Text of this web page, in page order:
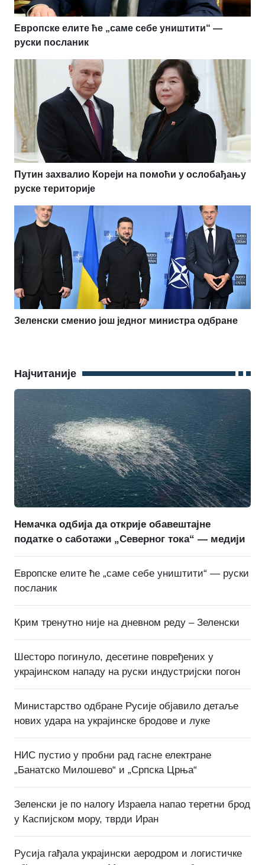
Европске елите ће „саме себе уништити“ —
руски посланик
Путин захвалио Кореји на помоћи у ослобађању
руске територије
Зеленски сменио још једног министра одбране
Најчитаније
Немачка одбија да открије обавештајне
податке о саботажи „Северног тока“ — медији
Европске елите ће „саме себе уништити“ — руски
посланик
Крим тренутно није на дневном реду – Зеленски
Шесторо погинуло, десетине повређених у
украјинском нападу на руски индустријски погон
Министарство одбране Русије објавило детаље
нових удара на украјинске бродове и луке
НИС пустио у пробни рад гасне електране
„Банатско Милошево“ и „Српска Црња“
Зеленски је по налогу Израела напао теретни брод
у Каспијском мору, тврди Иран
Русија гађала украјински аеродром и логистичке